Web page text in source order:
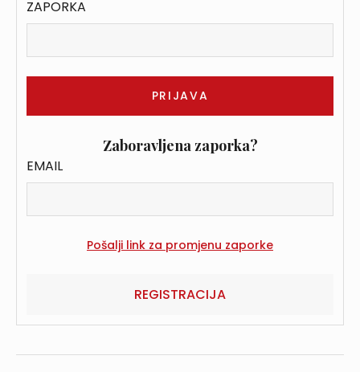
ZAPORKA
Zaboravljena zaporka?
EMAIL
REGISTRACIJA